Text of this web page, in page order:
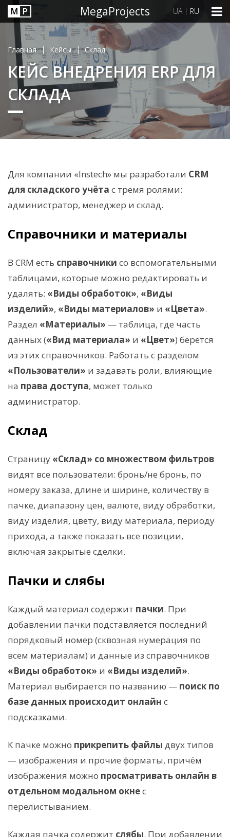
М P MegaProjects UA | RU
КЕЙС ВНЕДРЕНИЯ ERP ДЛЯ
СКЛАДА
Главная | Кейсы | Склад
Для компании «Instech» мы разработали CRM
для складского учёта с тремя ролями:
администратор, менеджер и склад.
Справочники и материалы
В CRM есть справочники со вспомогательными
таблицами, которые можно редактировать и
удалять: «Виды обработок», «Виды
изделий», «Виды материалов» и «Цвета».
Раздел «Материалы» — таблица, где часть
данных («Вид материала» и «Цвет») берётся
из этих справочников. Работать с разделом
«Пользователи» и задавать роли, влияющие
на права доступа, может только
администратор.
Склад
Страницу «Склад» со множеством фильтров
видят все пользователи: бронь/не бронь, по
номеру заказа, длине и ширине, количеству в
пачке, диапазону цен, валюте, виду обработки,
виду изделия, цвету, виду материала, периоду
прихода, а также показать все позиции,
включая закрытые сделки.
Пачки и слябы
Каждый материал содержит пачки. При
добавлении пачки подставляется последний
порядковый номер (сквозная нумерация по
всем материалам) и данные из справочников
«Виды обработок» и «Виды изделий».
Материал выбирается по названию — поиск по
базе данных происходит онлайн с
подсказками.
К пачке можно прикрепить файлы двух типов
— изображения и прочие форматы, причём
изображения можно просматривать онлайн в
отдельном модальном окнес
перелистыванием.
Каждая пачка содержит слябы. При добавлении